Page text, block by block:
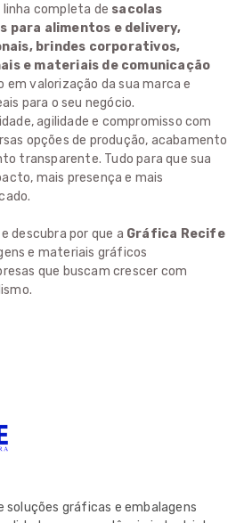
completa de sacolas
para alimentos e delivery,
brindes corporativos,
e materiais de comunicação
em valorização da sua marca e
para o seu negócio.
agilidade e compromisso com
opções de produção, acabamento
transparente. Tudo para que sua
mais presença e mais
descubra por que a Gráfica Recife
e materiais gráficos
que buscam crescer com
gráficas e embalagens